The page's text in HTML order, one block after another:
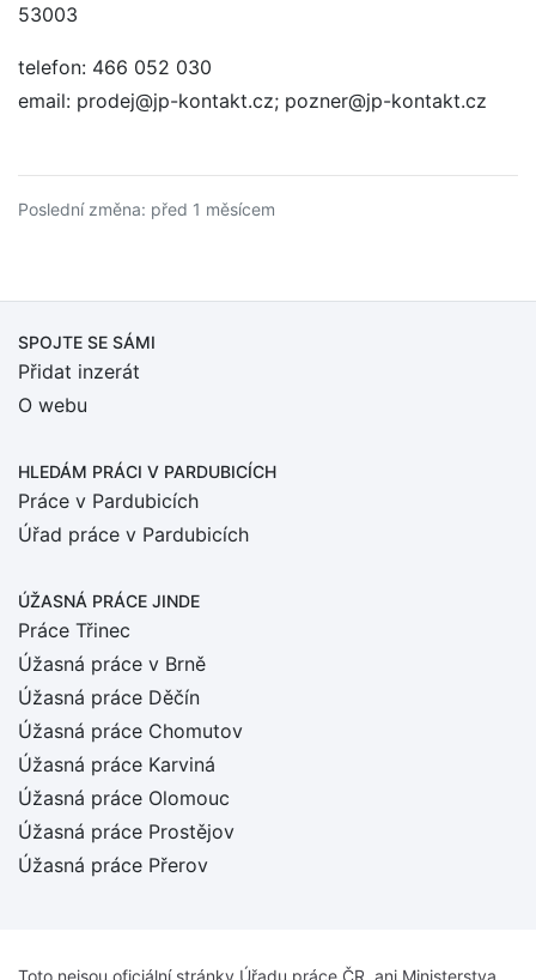
53003
telefon: 466 052 030
email: prodej@jp-kontakt.cz; pozner@jp-kontakt.cz
Poslední změna: před 1 měsícem
SPOJTE SE SÁMI
Přidat inzerát
O webu
HLEDÁM PRÁCI V PARDUBICÍCH
Práce v Pardubicích
Úřad práce v Pardubicích
ÚŽASNÁ PRÁCE JINDE
Práce Třinec
Úžasná práce v Brně
Úžasná práce Děčín
Úžasná práce Chomutov
Úžasná práce Karviná
Úžasná práce Olomouc
Úžasná práce Prostějov
Úžasná práce Přerov
Toto nejsou oficiální stránky Úřadu práce ČR, ani Ministerstva